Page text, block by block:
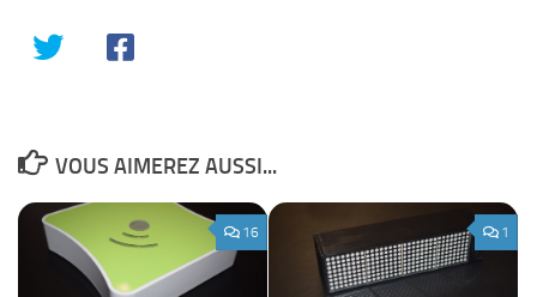
VOUS AIMEREZ AUSSI...
16 1